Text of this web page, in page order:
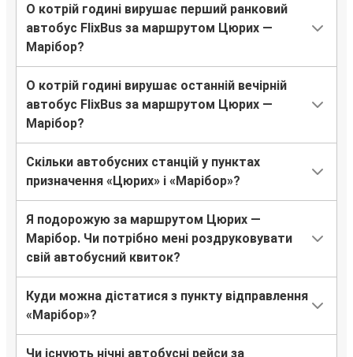
О котрій годині вирушає перший ранковий
автобус FlixBus за маршрутом Цюрих —
Марібор?
О котрій годині вирушає останній вечірній
автобус FlixBus за маршрутом Цюрих —
Марібор?
Скільки автобусних станцій у пунктах
призначення «Цюрих» і «Марібор»?
Я подорожую за маршрутом Цюрих —
Марібор. Чи потрібно мені роздруковувати
свій автобусний квиток?
Куди можна дістатися з пункту відправлення
«Марібор»?
Чи існують нічні автобусні рейси за